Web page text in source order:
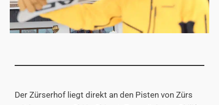
Der Zürserhof liegt direkt an den Pisten von Zürs